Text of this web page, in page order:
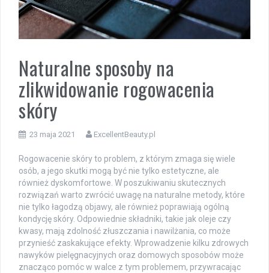
Naturalne sposoby na
zlikwidowanie rogowacenia
skóry
23 maja 2021 ExcellentBeauty.pl
Rogowacenie skóry to problem, z którym zmaga się wiele
osób, a jego skutki mogą być nie tylko estetyczne, ale
również dyskomfortowe. W poszukiwaniu skutecznych
rozwiązań warto zwrócić uwagę na naturalne metody, które
nie tylko łagodzą objawy, ale również poprawiają ogólną
kondycję skóry. Odpowiednie składniki, takie jak oleje czy
kwasy, mają zdolność złuszczania i nawilżania, co może
przynieść zaskakujące efekty. Wprowadzenie kilku zdrowych
nawyków pielęgnacyjnych oraz domowych sposobów może
znacząco pomóc w walce z tym problemem, przywracając